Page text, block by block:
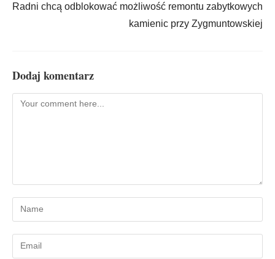
Radni chcą odblokować możliwość remontu zabytkowych
kamienic przy Zygmuntowskiej
Dodaj komentarz